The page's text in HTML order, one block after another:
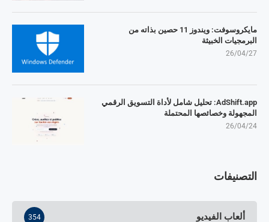
مايكروسوفت: ويندوز 11 حصين بذاته من
البرمجيات الخبيثة
26/04/27
AdShift.app: تحليل شامل لأداة التسويق الرقمي
المجهولة وخصائصها المحتملة
26/04/24
التصنيفات
ألعاب الفيديو 354